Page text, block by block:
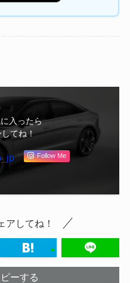
入ったら
てね！
Follow Me
アしてね！
ーする